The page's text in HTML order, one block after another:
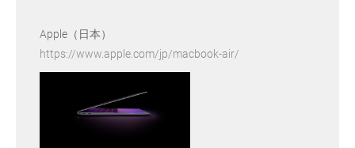
Apple（日本）
https://www.apple.com/jp/macbook-air/